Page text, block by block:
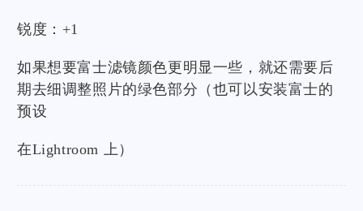
锐度：+1
如果想要富士滤镜颜色更明显一些，就还需要后
期去细调整照片的绿色部分（也可以安装富士的
预设
在Lightroom 上）